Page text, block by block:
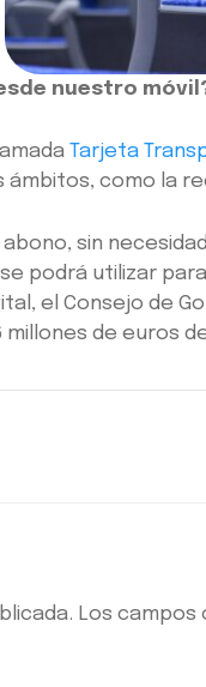
nuestro
Tarjeta
como la
sin
podrá utilizar
el Consejo de
millones de euros
Los